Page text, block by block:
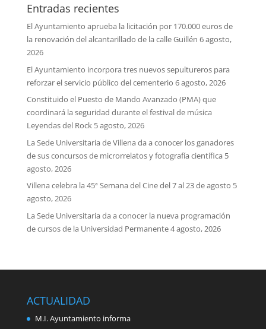
Entradas recientes
El Ayuntamiento aprueba la licitación por 170.000 euros de
la renovación del alcantarillado de la calle Guillén 6 agosto,
2026
El Ayuntamiento incorpora tres nuevos sepultureros para
reforzar el servicio público del cementerio 6 agosto, 2026
Constituido el Puesto de Mando Avanzado (PMA) que
coordinará la seguridad durante el festival de música
Leyendas del Rock 5 agosto, 2026
La Sede Universitaria de Villena da a conocer los ganadores
de sus concursos de microrrelatos y fotografía científica 5
agosto, 2026
Villena celebra la 45ª Semana del Cine del 7 al 23 de agosto 5
agosto, 2026
La Sede Universitaria da a conocer la nueva programación
de cursos de la Universidad Permanente4 agosto, 2026
ACTUALIDAD
M.I. Ayuntamiento informa